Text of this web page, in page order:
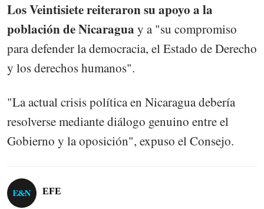
Los Veintisiete reiteraron su apoyo a la
población de Nicaragua y a "su compromiso
para defender la democracia, el Estado de Derecho
y los derechos humanos".
"La actual crisis política en Nicaragua debería
resolverse mediante diálogo genuino entre el
Gobierno y la oposición", expuso el Consejo.
EFE